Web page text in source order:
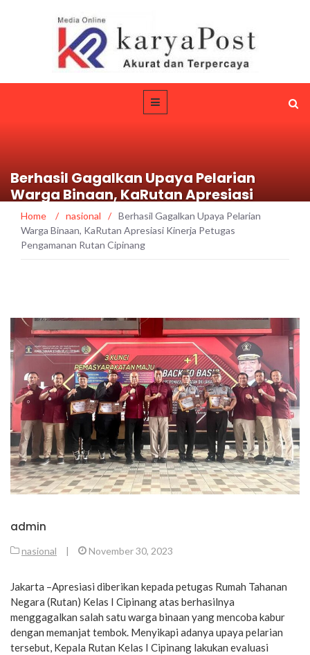
Berhasil Gagalkan Upaya Pelarian
Warga Binaan, KaRutan Apresiasi
Kinerja Petugas Pengamanan Rutan
Cipinang
Home / nasional / Berhasil Gagalkan Upaya Pelarian
Warga Binaan, KaRutan Apresiasi Kinerja Petugas
Pengamanan Rutan Cipinang
admin
nasional | November 30, 2023
Jakarta –Apresiasi diberikan kepada petugas Rumah Tahanan
Negara (Rutan) Kelas I Cipinang atas berhasilnya
menggagalkan salah satu warga binaan yang mencoba kabur
dengan memanjat tembok. Menyikapi adanya upaya pelarian
tersebut, Kepala Rutan Kelas I Cipinang lakukan evaluasi